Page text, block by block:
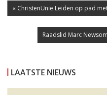
« ChristenUnie Leiden op pad
Raadslid Marc
LAATSTE NIEUWS